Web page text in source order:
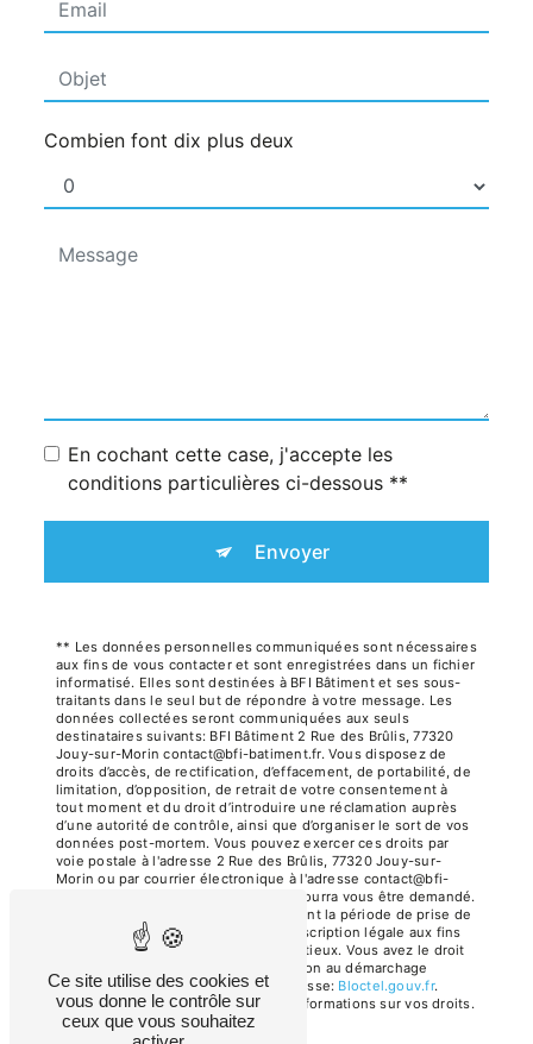
Combien font dix plus deux
En cochant cette case, j'accepte les
conditions particulières ci-dessous **
Envoyer
** Les données personnelles communiquées sont nécessaires
aux fins de vous contacter et sont enregistrées dans un fichier
informatisé. Elles sont destinées à BFI Bâtiment et ses sous-
traitants dans le seul but de répondre à votre message. Les
données collectées seront communiquées aux seuls
destinataires suivants: BFI Bâtiment 2 Rue des Brûlis, 77320
Jouy-sur-Morin contact@bfi-batiment.fr. Vous disposez de
droits d’accès, de rectification, d’effacement, de portabilité, de
limitation, d’opposition, de retrait de votre consentement à
tout moment et du droit d’introduire une réclamation auprès
d’une autorité de contrôle, ainsi que d’organiser le sort de vos
données post-mortem. Vous pouvez exercer ces droits par
voie postale à l'adresse 2 Rue des Brûlis, 77320 Jouy-sur-
Morin ou par courrier électronique à l'adresse contact@bfi-
batiment.fr. Un justificatif d'identité pourra vous être demandé.
Nous conservons vos données pendant la période de prise de
contact puis pendant la durée de prescription légale aux fins
probatoires et de gestion des contentieux. Vous avez le droit
de vous inscrire sur la liste d'opposition au démarchage
téléphonique, disponible à cette adresse:
Bloctel.gouv.fr.
Consultez le site cnil.fr pour plus d’informations sur vos droits.
Ce site utilise des cookies et
vous donne le contrôle sur
ceux que vous souhaitez